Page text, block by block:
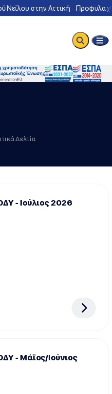
στην Αττική –
Δελτία
- Ιούλιος 2026
- Μάϊος/Ιούνιος